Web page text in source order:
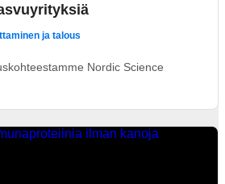
ja talous
Nordic Science